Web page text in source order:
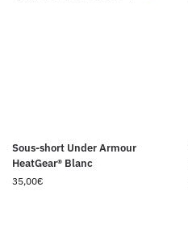
Sous-short Under Armour
HeatGear® Blanc
35,00€